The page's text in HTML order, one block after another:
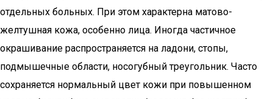
отдельных больных. При этом характерна матово-
желтушная кожа, особенно лица. Иногда частичное
окрашивание распространяется на ладони, стопы,
подмышечные области, носогубный треугольник. Часто
сохраняется нормальный цвет кожи при повышенном